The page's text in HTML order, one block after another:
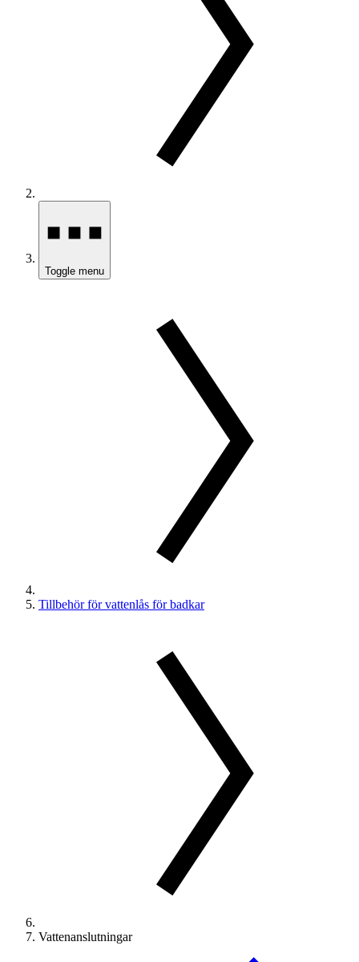
Toggle menu
Tillbehör för vattenlås för badkar
Vattenanslutningar